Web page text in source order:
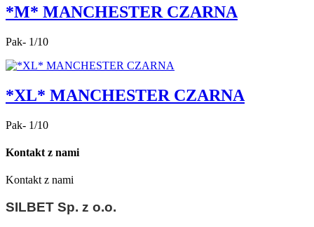
*M* MANCHESTER CZARNA
Pak- 1/10
*XL* MANCHESTER CZARNA
Pak- 1/10
Kontakt z nami
Kontakt z nami
SILBET Sp. z o.o.